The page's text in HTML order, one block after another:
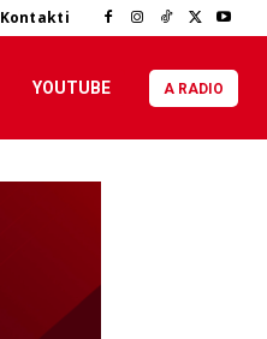
Kontakti
YOUTUBE A RADIO